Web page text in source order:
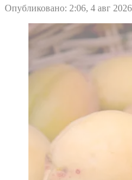
Опубликовано: 2:06, 4 авг